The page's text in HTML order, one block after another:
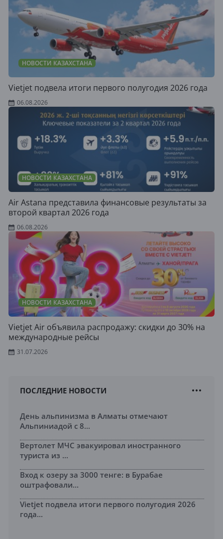
НОВОСТИ КАЗАХСТАНА
Vietjet подвела итоги первого полугодия 2026 года
06.08.2026
НОВОСТИ КАЗАХСТАНА
Air Astana представила финансовые результаты за
второй квартал 2026 года
06.08.2026
НОВОСТИ КАЗАХСТАНА
Vietjet Air объявила распродажу: скидки до 30% на
международные рейсы
31.07.2026
ПОСЛЕДНИЕ НОВОСТИ
День альпинизма в Алматы отмечают
Альпиниадой с 8...
Вертолет МЧС эвакуировал иностранного
туриста из ...
Вход к озеру за 3000 тенге: в Бурабае
оштрафовали...
Vietjet подвела итоги первого полугодия 2026
года...